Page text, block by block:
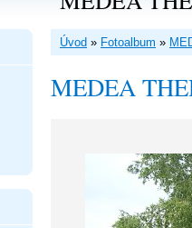
Úvod » Fotoalbum »
MEDEA